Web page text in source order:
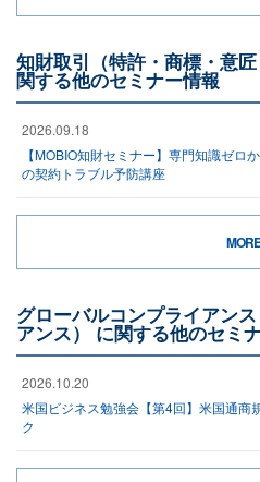
知財取引（特許・商標・意
関する他のセミナー情報
2026.09.18
【MOBIO知財セミナー】専門知識ゼロ
の契約トラブル予防講座
MORE
グローバルコンプライアン
アンス） に関する他のセミ
2026.10.20
米国ビジネス勉強会【第4回】米国通商
ク